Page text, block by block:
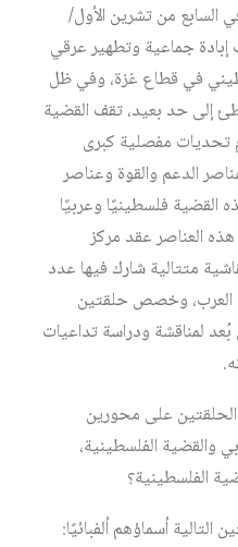
من تشرين الأول/
من حرب إبادة جماعية وتطهير عرقي
في قطاع غزة، وفي ظل
إلى حد بعيد، تقف القضية
تحديات مفصلية كبرى
الدعم والقوة وعناصر
القضية فلسطينيًا وعربيًا
العناصر عقد مركز
متتالية شارك فيها عدد
العرب، وخصص حلقتين
لمناقشة ودراسة تداعيات
على محورين
والقضية الفلسطينية،
الفلسطينية؟
أسماؤهم ألفبائيًا: